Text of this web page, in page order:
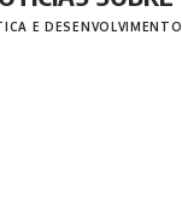
E DESENVOLVIMENTO